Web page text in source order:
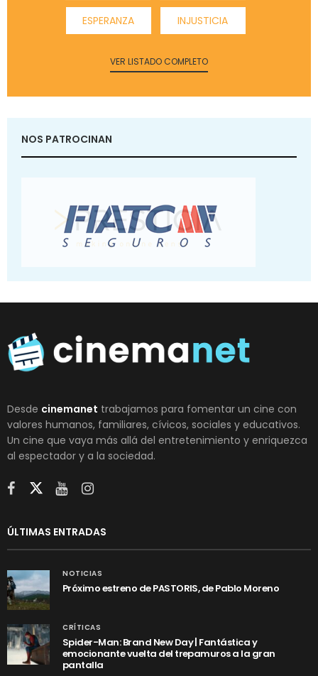
ESPERANZA INJUSTICIA
VER LISTADO COMPLETO
NOS PATROCINAN
Desde cinemanet trabajamos para fomentar un cine con
valores humanos, familiares, cívicos, sociales y educativos.
Un cine que vaya más allá del entretenimiento y enriquezca
al espectador y a la sociedad.
ÚLTIMAS ENTRADAS
NOTICIAS
Próximo estreno de PASTORIS, de Pablo Moreno
CRÍTICAS
Spider-Man: Brand New Day | Fantástica y
emocionante vuelta del trepamuros a la gran
pantalla